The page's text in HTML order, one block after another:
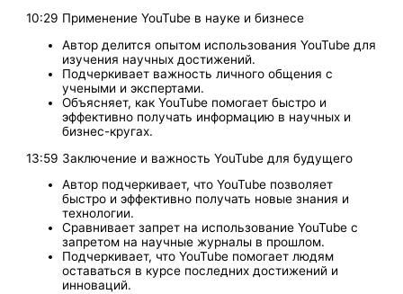
10:29 Применение YouTube в науке и бизнесе
Автор делится опытом использования YouTube для
изучения научных достижений.
Подчеркивает важность личного общения с
учеными и экспертами.
Объясняет, как YouTube помогает быстро и
эффективно получать информацию в научных и
бизнес-кругах.
13:59 Заключение и важность YouTube для будущего
Автор подчеркивает, что YouTube позволяет
быстро и эффективно получать новые знания и
технологии.
Сравнивает запрет на использование YouTube с
запретом на научные журналы в прошлом.
Подчеркивает, что YouTube помогает людям
оставаться в курсе последних достижений и
инноваций.